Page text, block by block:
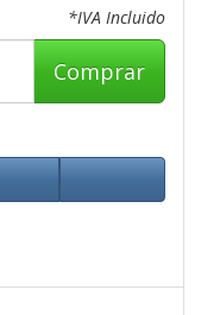
*IVA Incluido
Comprar